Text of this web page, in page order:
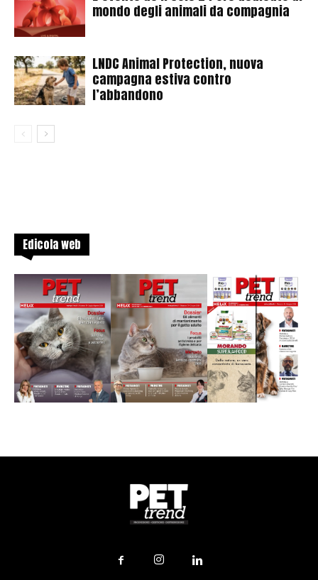
mondo degli animali da compagnia
LNDC Animal Protection, nuova
campagna estiva contro
l’abbandono
Edicola web